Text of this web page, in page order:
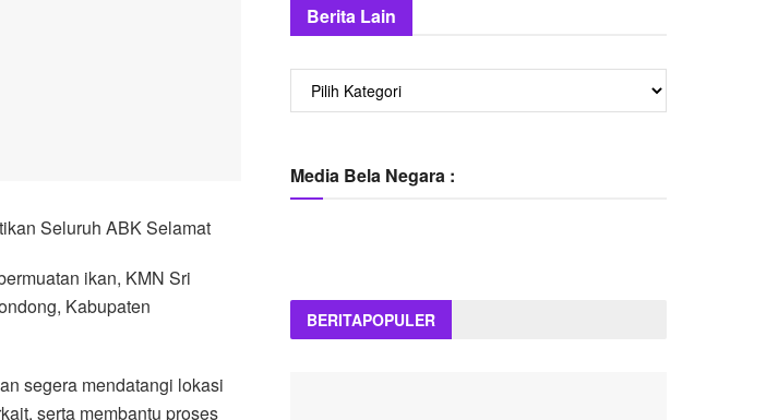
Seluruh ABK Selamat
ikan, KMN Sri
Kabupaten
segera mendatangi lokasi
serta membantu proses
Berita Lain
Berita
Media Bela Negara :
BERITAPOPULER